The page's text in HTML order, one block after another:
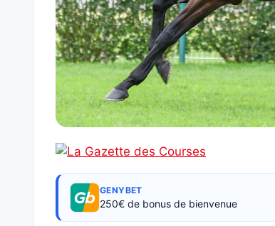
GENYBET
250€ de bonus de bienvenue